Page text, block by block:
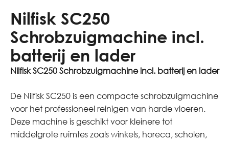
Nilfisk SC250
Schrobzuigmachine incl.
batterij en lader
Nilfisk SC250 Schrobzuigmachine incl. batterij en lader
De Nilfisk SC250 is een compacte schrobzuigmachine
voor het professioneel reinigen van harde vloeren.
Deze machine is geschikt voor kleinere tot
middelgrote ruimtes zoals winkels, horeca, scholen,